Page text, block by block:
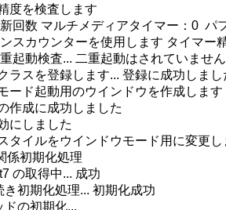
度を検査します
回数 マルチメディアタイマー：0  パ
スカウンターを使用します タイマー
起動検査... 二重起動はされていませ
ラスを登録します... 登録に成功しまし
ード起動用のウインドウを作成します
作成に成功しました
にしました
タイルをウインドウモード用に変更し
係初期化処理